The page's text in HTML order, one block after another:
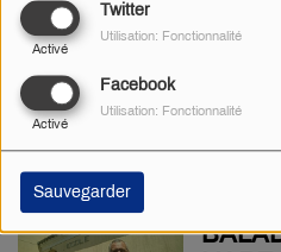
Twitter
Activé
Utilisation: Fonctionnalité
Facebook
Activé
Utilisation: Fonctionnalité
Sauvegarder
VOUS
CM2/